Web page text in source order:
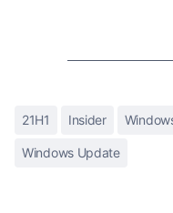
21H1 Insider
Windows Update